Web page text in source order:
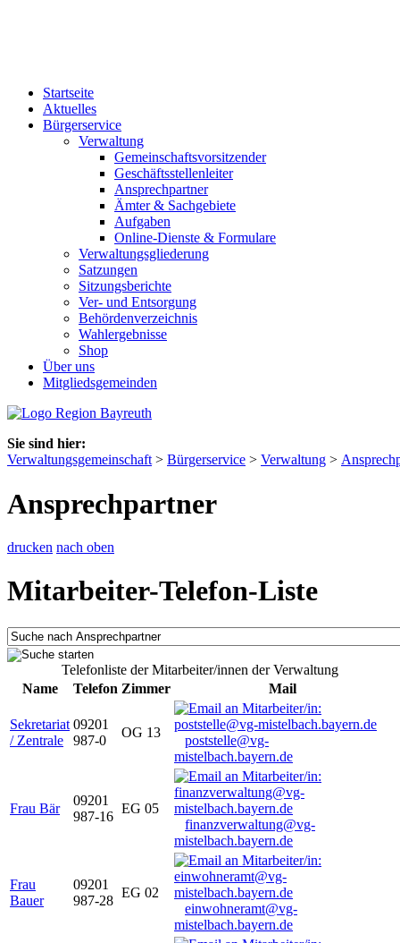
Startseite
Aktuelles
Bürgerservice
Verwaltung
Gemeinschaftsvorsitzender
Geschäftsstellenleiter
Ansprechpartner
Ämter & Sachgebiete
Aufgaben
Online-Dienste & Formulare
Verwaltungsgliederung
Satzungen
Sitzungsberichte
Ver- und Entsorgung
Behördenverzeichnis
Wahlergebnisse
Shop
Über uns
Mitgliedsgemeinden
Sie sind hier:
Verwaltungsgemeinschaft > Bürgerservice > Verwaltung >
Ansprechpartner
drucken nach oben
Mitarbeiter-Telefon-Liste
Telefonliste der Mitarbeiter/innen der Verwaltung
Name
Telefon Zimmer Mail
Sekretariat
/ Zentrale
09201
987-0
OG 13
poststelle@vg-
mistelbach.bayern.de
Frau Bär
09201
987-16
EG 05
finanzverwaltung@vg-
mistelbach.bayern.de
Frau
Bauer
09201
987-28
EG 02
einwohneramt@vg-
mistelbach.bayern.de